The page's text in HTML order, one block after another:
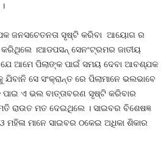
ଜନସଚେତନତା ସୃଷ୍ଟି କରିବା ଆୟୋଗ ର
।ଆଡପସନ୍‍ ସେନଂଟ୍ରମର ଜାତୀୟ
ଯେ ଆମେ ପିଲାଙ୍କ ପାଇଁ ସମୟ ଦେବା ଆବଶ୍ଯକ
ସେ ସଂକ୍ରାନ୍ତ ରେ ପିଲାମାନେ ଭଲଭାବେ
ପାଇ ଏ ଭଲ ବାତ୍ତାବରଣ ସୃଷ୍ଟି କରିବାର
ରାଉତ ମତ ଦେଇଥିଲେ । ସାଇବର ବିଶେଷଜ୍ଞ
ମହିଳା ମାନେ ସାଇବର ଠକେଇ ଅଧିକା ଶିକାର